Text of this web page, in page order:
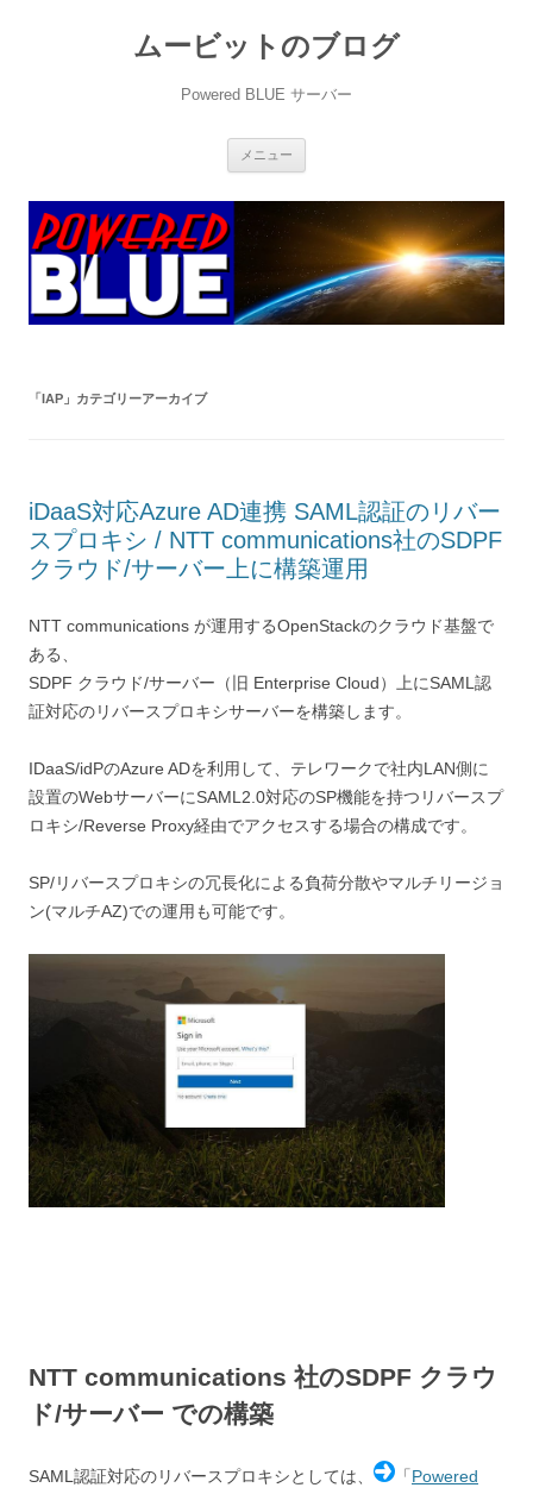
ムービットのブログ
Powered BLUE サーバー
メニュー
ツ
ッ
プ
「IAP 」カテゴリーアーカイブ
iDaaS対応Azure AD連携 SAML認証のリバー
スプロキシ / NTT communications社のSDPF
クラウド/サーバー上に構築運用
NTT communications が運用するOpenStackのクラウド基盤で
ある、
SDPF クラウド/サーバー（旧 Enterprise Cloud）上にSAML認
証対応のリバースプロキシサーバーを構築します。
IDaaS/idPのAzure ADを利用して、テレワークで社内LAN側に
設置のWebサーバーにSAML2.0対応のSP機能を持つリバースプ
ロキシ/Reverse Proxy経由でアクセスする場合の構成です。
SP/リバースプロキシの冗長化による負荷分散やマルチリージョ
ン(マルチAZ)での運用も可能です。
NTT communications 社のSDPF クラウ
ド/サーバー での構築
SAML認証対応のリバースプロキシとしては、 「Powered